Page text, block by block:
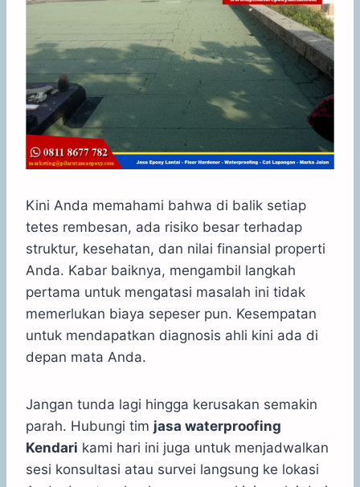
Kini Anda memahami bahwa di balik setiap
tetes rembesan, ada risiko besar terhadap
struktur, kesehatan, dan nilai finansial properti
Anda. Kabar baiknya, mengambil langkah
pertama untuk mengatasi masalah ini tidak
memerlukan biaya sepeser pun. Kesempatan
untuk mendapatkan diagnosis ahli kini ada di
depan mata Anda.
Jangan tunda lagi hingga kerusakan semakin
parah. Hubungi tim jasa waterproofing
Kendari kami hari ini juga untuk menjadwalkan
sesi konsultasi atau survei langsung ke lokasi